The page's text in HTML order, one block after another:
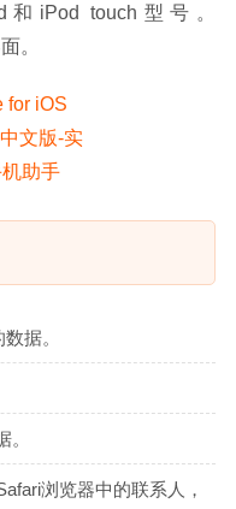
iPod touch型号。
。
据。
浏览器中的联系人，